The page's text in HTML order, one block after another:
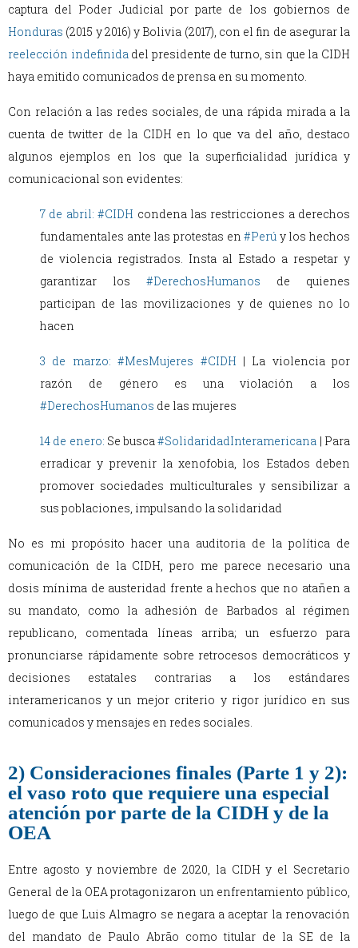
captura del Poder Judicial por parte de los gobiernos de
Honduras (2015 y 2016) y Bolivia (2017), con el fin de asegurar la
reelección indefinida del presidente de turno, sin que la CIDH
haya emitido comunicados de prensa en su momento.
Con relación a las redes sociales, de una rápida mirada a la
cuenta de twitter de la CIDH en lo que va del año, destaco
algunos ejemplos en los que la superficialidad jurídica y
comunicacional son evidentes:
7 de abril: #CIDH condena las restricciones a derechos
fundamentales ante las protestas en #Perú y los hechos
de violencia registrados. Insta al Estado a respetar y
garantizar los
#DerechosHumanos
de quienes
participan de las movilizaciones y de quienes no lo
hacen
3 de marzo: #MesMujeres #CIDH | La violencia por
razón de género es una violación a los
#DerechosHumanos de las mujeres
14 de enero: Se busca#SolidaridadInteramericana | Para
erradicar y prevenir la xenofobia, los Estados deben
promover sociedades multiculturales y sensibilizar a
sus poblaciones, impulsando la solidaridad
No es mi propósito hacer una auditoria de la política de
comunicación de la CIDH, pero me parece necesario una
dosis mínima de austeridad frente a hechos que no atañen a
su mandato, como la adhesión de Barbados al régimen
republicano, comentada líneas arriba; un esfuerzo para
pronunciarse rápidamente sobre retrocesos democráticos y
decisiones estatales contrarias a los estándares
interamericanos y un mejor criterio y rigor jurídico en sus
comunicados y mensajes en redes sociales.
2) Consideraciones finales (Parte 1 y 2):
el vaso roto que requiere una especial
atención por parte de la CIDH y de la
OEA
Entre agosto y noviembre de 2020, la CIDH y el Secretario
General de la OEA protagonizaron un enfrentamiento público,
luego de que Luis Almagro se negara a aceptar la renovación
del mandato de Paulo Abrão como titular de la SE de la